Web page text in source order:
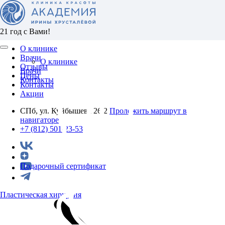
21 год с Вами!
О клинике
Врачи
Отзывы
Цены
Контакты
Акции
СПб, ул. Куйбышева 26/2 Проложить маршрут в
навигаторе
+7 (812) 501-23-53
Пластическая хирургия
О клинике
Врачи
Контакты
Подарочный сертификат